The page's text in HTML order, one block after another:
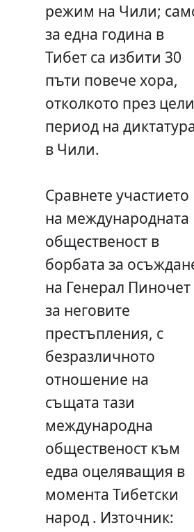
режим на Чили;
за една година в
Тибет са избити 30
пъти повече хора,
отколкото през
период на
в Чили.
Сравнете участието
на международната
общественост в
борбата за
на Генерал Пиночет
за неговите
престъпления, с
безразличното
отношение на
същата тази
международна
общественост към
едва оцеляващия в
момента Тибетски
народ . Източник: